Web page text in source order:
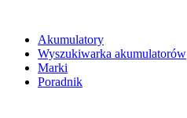
Akumulatory
Wyszukiwarka akumulatorów
Marki
Poradnik